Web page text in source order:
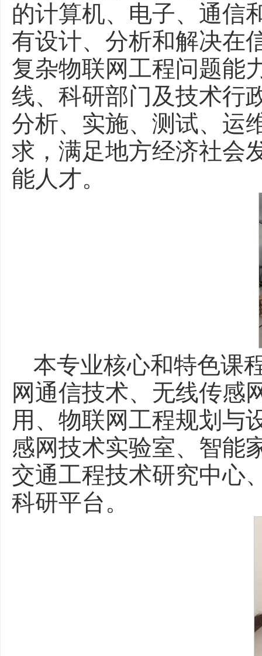
的计算机、电子、通信
有设计、分析和解决在
复杂物联网工程问题能
线、科研部门及技术行
分析、实施、测试、运
求，满足地方经济社会
能人才。
本专业核心和特色课
网通信技术、无线传感
用、物联网工程规划与
感网技术实验室、智能
交通工程技术研究中心
科研平台。